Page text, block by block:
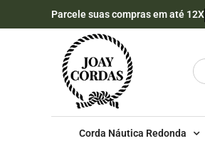
Parcele suas compras em até 12X
Corda Náutica Redonda